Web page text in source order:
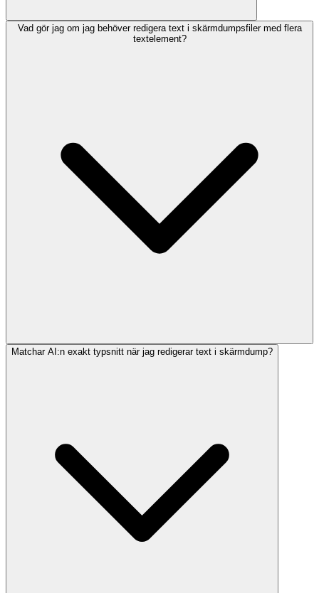
Vad gör jag om jag behöver redigera text i skärmdumpsfiler med flera
textelement?
Matchar AI:n exakt typsnitt när jag redigerar text i skärmdump?